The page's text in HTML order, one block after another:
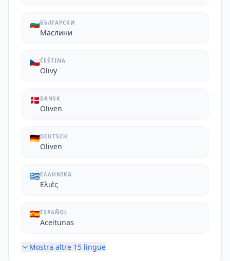
🇧🇬БЪЛГАРСКИ
Маслини
🇨🇿ČEŠTINA
Olivy
🇩🇰 DANSK
Oliven
🇩🇪DEUTSCH
Oliven
🇬🇷ΕΛΛΗΝΙΚΆ
Ελιές
🇪🇸ESPAÑOL
Aceitunas
Mostra altre 15 lingue